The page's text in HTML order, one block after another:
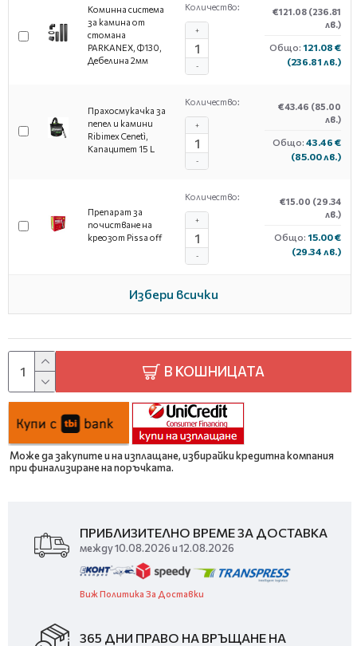
Коминна система
за камина от
стомана
PARKANEX, Ф130,
Дебелина 2мм
Количество:
-
+
€121.08 (236.81
лв.)
Общо: 121.08 €
(236.81 лв.)
Прахосмукачка за
пепел и камини
Ribimex Cenetì,
Капацитет 15 L
Количество:
-
+
€43.46 (85.00
лв.)
Общо: 43.46 €
(85.00 лв.)
Препарат за
почистване на
креозот Pissa off
Количество:
-
+
€15.00 (29.34
лв.)
Общо: 15.00 €
(29.34 лв.)
Избери всички
В КОШНИЦАТА
Може да закупите и на изплащане, избирайки кредитна компания
при финализиране на поръчката.
ПРИБЛИЗИТЕЛНО ВРЕМЕ ЗА ДОСТАВКА
между 10.08.2026 и 12.08.2026
Виж Политика За Доставки
365 ДНИ ПРАВО НА ВРЪЩАНЕ НА